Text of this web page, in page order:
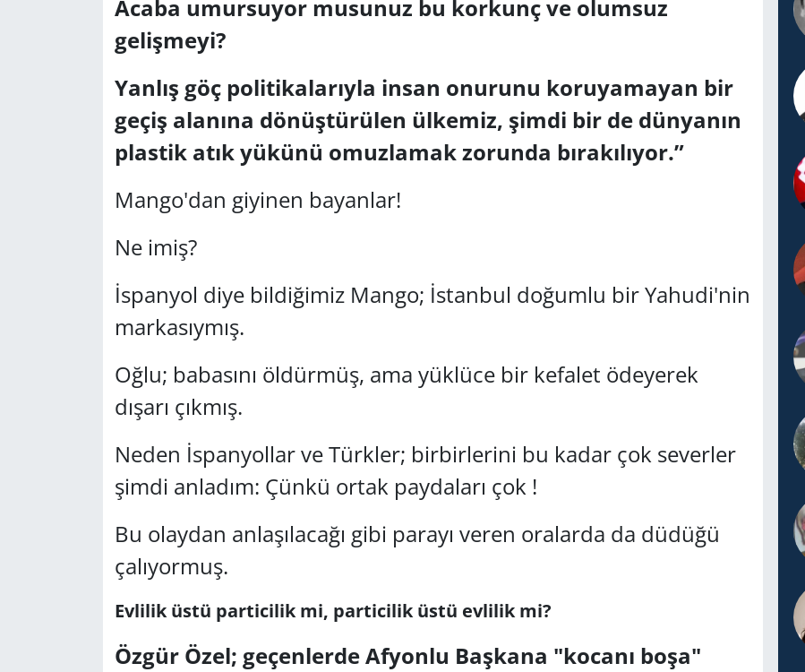
Acaba umursuyor musunuz bu korkunç ve olumsuz
gelişmeyi?
Yanlış göç politikalarıyla insan onurunu koruyamayan bir
geçiş alanına dönüştürülen ülkemiz, şimdi bir de dünyanın
plastik atık yükünü omuzlamak zorunda bırakılıyor.”
Mango'dan giyinen bayanlar!
Ne imiş?
İspanyol diye bildiğimiz Mango; İstanbul doğumlu bir Yahudi'nin
markasıymış.
Oğlu; babasını öldürmüş, ama yüklüce bir kefalet ödeyerek
dışarı çıkmış.
Neden İspanyollar ve Türkler; birbirlerini bu kadar çok severler
şimdi anladım: Çünkü ortak paydaları çok !
Bu olaydan anlaşılacağı gibi parayı veren oralarda da düdüğü
çalıyormuş.
Evlilik üstü particilik mi, particilik üstü evlilik mi?
Özgür Özel; geçenlerde Afyonlu Başkana "kocanı boşa"